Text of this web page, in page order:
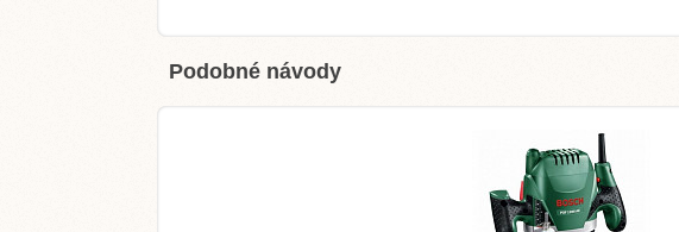
Podobné návody